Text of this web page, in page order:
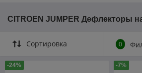
CITROEN JUMPER Дефлекторы
Сортировка 0
-24% -7%